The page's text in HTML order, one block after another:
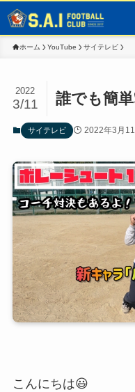
ホーム YouTube サイテレビ
誰でも簡単
2022
3/11
サイテレビ 2022年3月11
こんにちは😃